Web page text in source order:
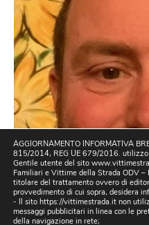
AGGIORNAMENTO INFORMATIVA
815/2014, REG UE 679/2016. utilizzo
Gentile utente del sito
Familiari e Vittime della Strada ODV
titolare del trattamento ovvero di
provvedimento di cui sopra, desidera
- Il sito https://vittimestrada.it non
messaggi pubblicitari in linea con le
della navigazione in rete;